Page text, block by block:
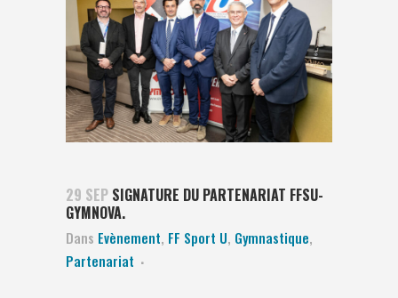
29 SEP SIGNATURE DU PARTENARIAT FFSU-
GYMNOVA.
Dans Evènement, FF Sport U, Gymnastique,
Partenariat